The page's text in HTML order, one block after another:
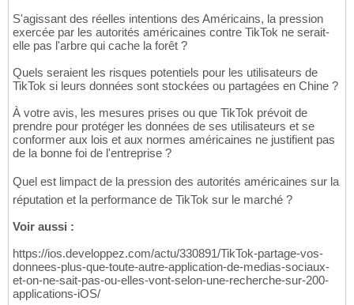
S'agissant des réelles intentions des Américains, la pression
exercée par les autorités américaines contre TikTok ne serait-
elle pas l'arbre qui cache la forêt ?
Quels seraient les risques potentiels pour les utilisateurs de
TikTok si leurs données sont stockées ou partagées en Chine ?
À votre avis, les mesures prises ou que TikTok prévoit de
prendre pour protéger les données de ses utilisateurs et se
conformer aux lois et aux normes américaines ne justifient pas
de la bonne foi de l'entreprise ?
Quel est limpact de la pression des autorités américaines sur la
réputation et la performance de TikTok sur le marché ?
Voir aussi :
https://ios.developpez.com/actu/330891/TikTok-partage-vos-
donnees-plus-que-toute-autre-application-de-medias-sociaux-
et-on-ne-sait-pas-ou-elles-vont-selon-une-recherche-sur-200-
applications-iOS/